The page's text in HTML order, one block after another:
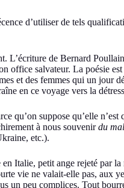
d’utiliser de tels
de Bernard
salvateur. La poésie
et des femmes qui un jour
en ce voyage vers la
suppose qu’elle
à nous souvenirdu
etc.).
Italie, petit ange rejeté par
vie ne valait-elle pas, aux
peu complices. Tout